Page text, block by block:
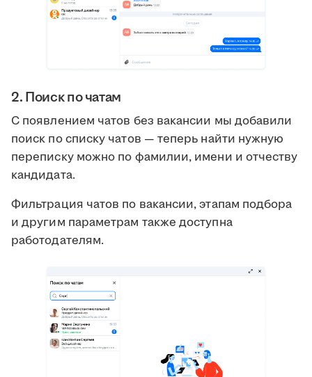
2. Поиск по чатам
С появлением чатов без вакансии мы добавили
поиск по списку чатов — теперь найти нужную
переписку можно по фамилии, имени и отчеству
кандидата.
Фильтрация чатов по вакансии, этапам подбора
и другим параметрам также доступна
работодателям.